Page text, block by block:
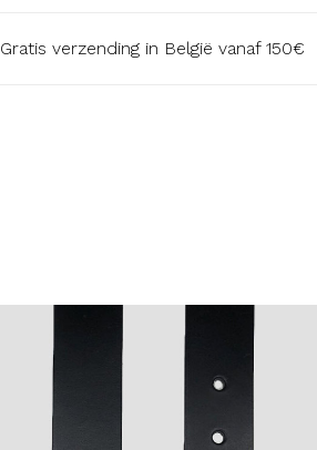
Gratis verzending in België vanaf 150€